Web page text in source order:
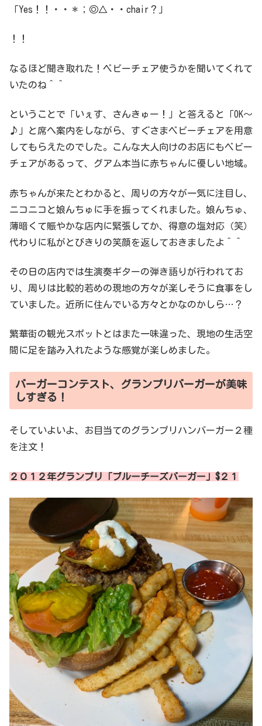
「Yes！！・・＊；◎△・・chair？」
！！
なるほど聞き取れた！ベビーチェア使うかを聞いてくれて
いたのね＾＾
ということで「いぇす、さんきゅー！」と答えると「OK〜
♪」と席へ案内をしながら、すぐさまベビーチェアを用意
してもらえたのでした。こんな大人向けのお店にもベビー
チェアがあるって、グアム本当に赤ちゃんに優しい地域。
赤ちゃんが来たとわかると、周りの方々が一気に注目し、
ニコニコと娘んちゅに手を振ってくれました。娘んちゅ、
薄暗くて賑やかな店内に緊張してか、得意の塩対応（笑）
代わりに私がとびきりの笑顔を返しておきましたよ＾＾
その日の店内では生演奏ギターの弾き語りが行われてお
り、周りは比較的若めの現地の方々が楽しそうに食事をし
ていました。近所に住んでいる方々とかなのかしら…？
繁華街の観光スポットとはまた一味違った、現地の生活空
間に足を踏み入れたような感覚が楽しめました。
バーガーコンテスト、グランプリバーガーが美味
しすぎる！
そしていよいよ、お目当てのグランプリハンバーガー２種
を注文！
２０１２年グランプリ「ブルーチーズバーガー」$２１